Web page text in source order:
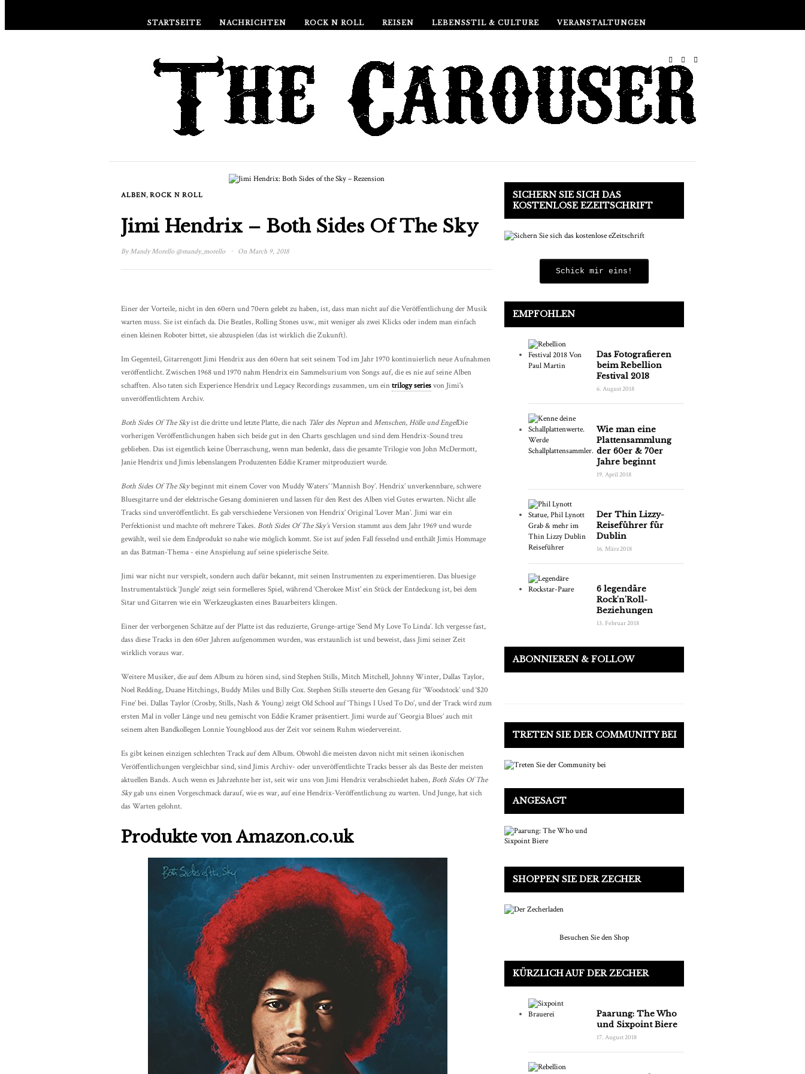
STARTSEITE NACHRICHTEN ROCK N ROLL REISEN LEBENSSTIL & CULTURE VERANSTALTUNGEN
ALBEN, ROCK N ROLL
Jimi Hendrix – Both Sides Of The Sky
ByMandy Morello @mandy_morello · On March 9, 2018
Einer der Vorteile, nicht in den 60ern und 70ern gelebt zu haben, ist, dass man nicht auf die Veröffentlichung der Musik
warten muss. Sie ist einfach da. Die Beatles, Rolling Stones usw., mit weniger als zwei Klicks oder indem man einfach
einen kleinen Roboter bittet, sie abzuspielen (das ist wirklich die Zukunft).
Im Gegenteil, Gitarrengott Jimi Hendrix aus den 60ern hat seit seinem Tod im Jahr 1970 kontinuierlich neue Aufnahmen
veröffentlicht. Zwischen 1968 und 1970 nahm Hendrix ein Sammelsurium von Songs auf, die es nie auf seine Alben
schafften. Also taten sich Experience Hendrix und Legacy Recordings zusammen, um eintrilogy seriesvon Jimi's
unveröffentlichtem Archiv.
Both Sides Of The Skyist die dritte und letzte Platte, die nach Täler des NeptunandMenschen, Hölle und EngelDie
vorherigen Veröffentlichungen haben sich beide gut in den Charts geschlagen und sind dem Hendrix-Sound treu
geblieben. Das ist eigentlich keine Überraschung, wenn man bedenkt, dass die gesamte Trilogie von John McDermott,
Janie Hendrix und Jimis lebenslangem Produzenten Eddie Kramer mitproduziert wurde.
Both Sides Of The Skybeginnt mit einem Cover von Muddy Waters’ ‘Mannish Boy’. Hendrix’ unverkennbare, schwere
Bluesgitarre und der elektrische Gesang dominieren und lassen für den Rest des Alben viel Gutes erwarten. Nicht alle
Tracks sind unveröffentlicht. Es gab verschiedene Versionen von Hendrix’ Original ‘Lover Man’. Jimi war ein
Perfektionist und machte oft mehrere Takes. Both Sides Of The Sky’sVersion stammt aus dem Jahr 1969 und wurde
gewählt, weil sie dem Endprodukt so nahe wie möglich kommt. Sie ist auf jeden Fall fesselnd und enthält Jimis Hommage
an das Batman-Thema - eine Anspielung auf seine spielerische Seite.
Jimi war nicht nur verspielt, sondern auch dafür bekannt, mit seinen Instrumenten zu experimentieren. Das bluesige
Instrumentalstück ‘Jungle’ zeigt sein formelleres Spiel, während ‘Cherokee Mist’ ein Stück der Entdeckung ist, bei dem
Sitar und Gitarren wie ein Werkzeugkasten eines Bauarbeiters klingen.
Einer der verborgenen Schätze auf der Platte ist das reduzierte, Grunge-artige ‘Send My Love To Linda’. Ich vergesse fast,
dass diese Tracks in den 60er Jahren aufgenommen wurden, was erstaunlich ist und beweist, dass Jimi seiner Zeit
wirklich voraus war.
Weitere Musiker, die auf dem Album zu hören sind, sind Stephen Stills, Mitch Mitchell, Johnny Winter, Dallas Taylor,
Noel Redding, Duane Hitchings, Buddy Miles und Billy Cox. Stephen Stills steuerte den Gesang für ‘Woodstock’ und ‘$20
Fine’ bei. Dallas Taylor (Crosby, Stills, Nash & Young) zeigt Old School auf ‘Things I Used To Do’, und der Track wird zum
ersten Mal in voller Länge und neu gemischt von Eddie Kramer präsentiert. Jimi wurde auf ‘Georgia Blues’ auch mit
seinem alten Bandkollegen Lonnie Youngblood aus der Zeit vor seinem Ruhm wiedervereint.
Es gibt keinen einzigen schlechten Track auf dem Album. Obwohl die meisten davon nicht mit seinen ikonischen
Veröffentlichungen vergleichbar sind, sind Jimis Archiv- oder unveröffentlichte Tracks besser als das Beste der meisten
aktuellen Bands. Auch wenn es Jahrzehnte her ist, seit wir uns von Jimi Hendrix verabschiedet haben,Both Sides Of The
Skygab uns einen Vorgeschmack darauf, wie es war, auf eine Hendrix-Veröffentlichung zu warten. Und Junge, hat sich
das Warten gelohnt.
Produkte von Amazon.co.uk
SICHERN SIE SICH DAS
KOSTENLOSE EZEITSCHRIFT
Schick mir eins!
EMPFOHLEN
Das Fotografieren
beim Rebellion
Festival 2018
6. August 2018
Wie man eine
Plattensammlung
der 60er & 70er
Jahre beginnt
19. April 2018
Der Thin Lizzy-
Reiseführer für
Dublin
16. März 2018
6 legendäre
Rock'n'Roll-
Beziehungen
13. Februar 2018
ABONNIEREN & FOLLOW
TRETEN SIE DER COMMUNITY BEI
ANGESAGT
SHOPPEN SIE DER ZECHER
Besuchen Sie den Shop
KÜRZLICH AUF DER ZECHER
Paarung: The Who
und Sixpoint Biere
17. August 2018